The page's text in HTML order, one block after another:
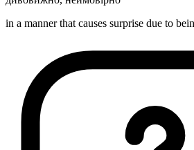
in a manner that causes surprise due to